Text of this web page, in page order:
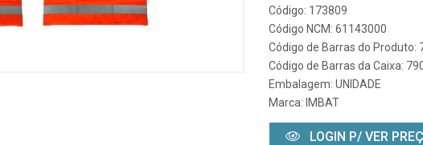
Código: 173809
Código NCM: 61143000
Código de Barras do Produto:
Código de Barras da Caixa:
Embalagem: UNIDADE
Marca: IMBAT
LOGIN P/ VER